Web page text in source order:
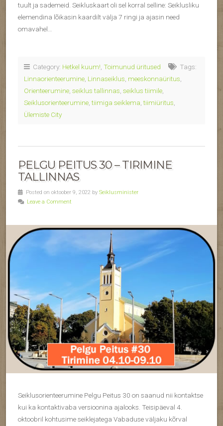
tuult ja sademeid. Seikluskaart oli sel korral selline: Seiklusliku
elemendina lõikasin kaardilt välja 7 ringi ja ajasin need
omavahel…
Category: Hetkel kuum! Toimunud üritused
Tags:
Linnaorienteerumine Linnaseiklus meeskonnaüritus
Orienteerumine seiklus tallinnas seiklus tiimile
Seiklusorienteerumine ,tiimiga seiklema ,tiimiüritus
Ülemiste City
PELGU PEITUS 30 – TIRIMINE
TALLINNAS
Posted on oktoober 9, 2022 by Seiklusminister
Leave a Comment
Seiklusorienteerumine Pelgu Peitus 30 on saanud nii kontaktse
kui ka kontaktivaba versioonina ajalooks. Teisipäeval 4.
oktoobril kohtusime seiklejatega Vabaduse väljaku kõrval